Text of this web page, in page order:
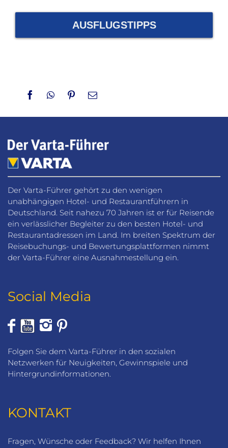
AUSFLUGSTIPPS
FacebookWhatsApp
PinterestEmail
Der Varta-Führer gehört zu den wenigen
unabhängigen Hotel- und Restaurantführern in
Deutschland. Seit nahezu 70 Jahren ist er für Reisende
ein verlässlicher Begleiter zu den besten Hotel- und
Restaurantadressen im Land. Im breiten Spektrum der
Reisebuchungs- und Bewertungsplattformen nimmt
der Varta-Führer eine Ausnahmestellung ein.
Social Media
Folgen Sie dem Varta-Führer in den sozialen
Netzwerken für Neuigkeiten, Gewinnspiele und
Hintergrundinformationen.
KONTAKT
Fragen, Wünsche oder Feedback? Wir helfen Ihnen